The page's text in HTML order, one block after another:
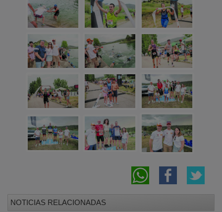
NOTICIAS RELACIONADAS